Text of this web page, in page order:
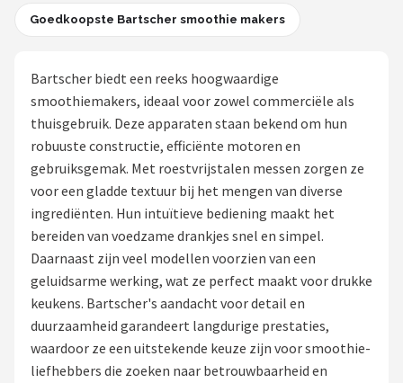
MasterChef
Keukenmachines
Staafmixers
Juicers
Shop
POPULAIRE MERKEN
Kenwood
Moulinex
Goedkoopste Bartscher smoothie makers
Bartscher biedt een reeks hoogwaardige
smoothiemakers, ideaal voor zowel commerciële als
thuisgebruik. Deze apparaten staan bekend om hun
robuuste constructie, efficiënte motoren en
gebruiksgemak. Met roestvrijstalen messen zorgen ze
voor een gladde textuur bij het mengen van diverse
ingrediënten. Hun intuïtieve bediening maakt het
bereiden van voedzame drankjes snel en simpel.
Daarnaast zijn veel modellen voorzien van een
geluidsarme werking, wat ze perfect maakt voor drukke
keukens. Bartscher's aandacht voor detail en
duurzaamheid garandeert langdurige prestaties,
waardoor ze een uitstekende keuze zijn voor smoothie-
liefhebbers die zoeken naar betrouwbaarheid en